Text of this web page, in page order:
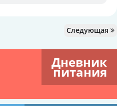
Следующая
Дневник
питания